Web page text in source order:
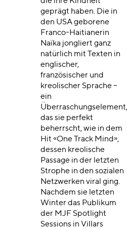
geprägt haben. Die in
den USA geborene
Franco-Haitianerin
Naïka jongliert ganz
natürlich mit Texten in
englischer,
französischer und
kreolischer Sprache –
ein
Überraschungselement,
das sie perfekt
beherrscht, wie in dem
Hit «One Track Mind»,
dessen kreolische
Passage in der letzten
Strophe in den sozialen
Netzwerken viral ging.
Nachdem sie letzten
Winter das Publikum
der MJF Spotlight
Sessions in Villars